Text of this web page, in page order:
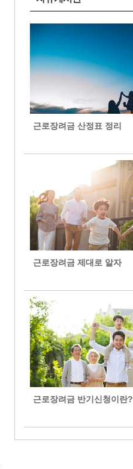
근로장려금 산정표 정리
근로장려금 제대로 알자
근로장려금 반기신청이란?